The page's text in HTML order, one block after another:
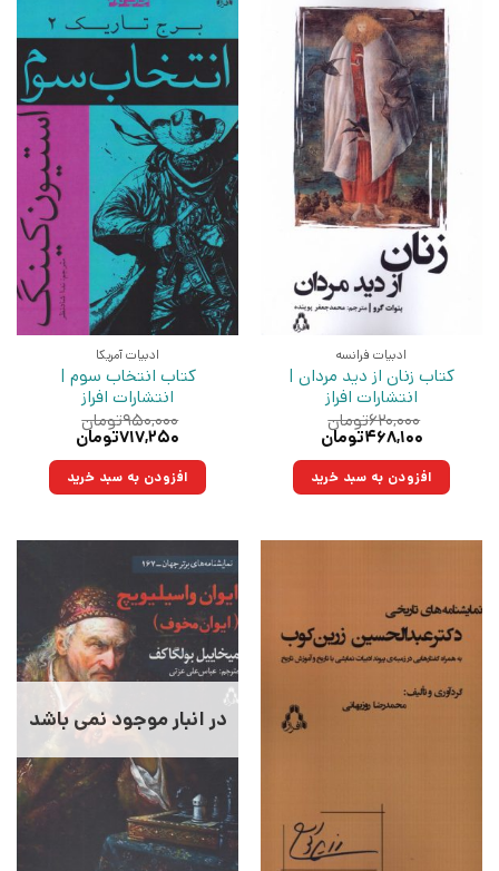
ادبیات فرانسه
کتاب زنان از دید مردان |
انتشارات افراز
۶۲۰,۰۰۰تومان
قیمت
۶۲۰,۰۰۰تومان
بود.
۴۶۸,۱۰۰تومان
۴۶۸,۱۰۰تومان.افزودن به سبد خرید
ادبیات آمریکا
کتاب انتخاب سوم |
انتشارات افراز
۹۵۰,۰۰۰تومان
قیمت
۹۵۰,۰۰۰تومان
بود.
۷۱۷,۲۵۰تومان
۷۱۷,۲۵۰تومان.افزودن به سبد خرید
در انبار موجود نمی باشد